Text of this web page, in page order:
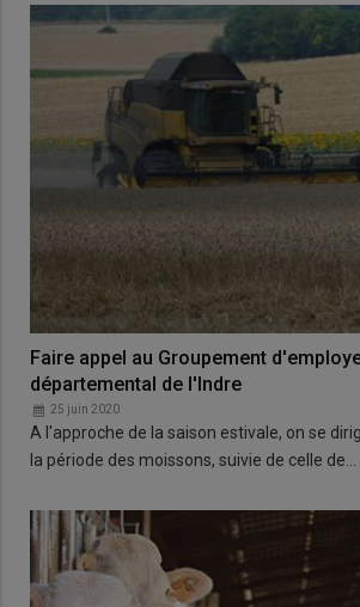
Faire appel au Groupement
départemental de l'Indre
25 juin 2020
A l'approche de la saison estivale, on se
la période des moissons, suivie de celle de…